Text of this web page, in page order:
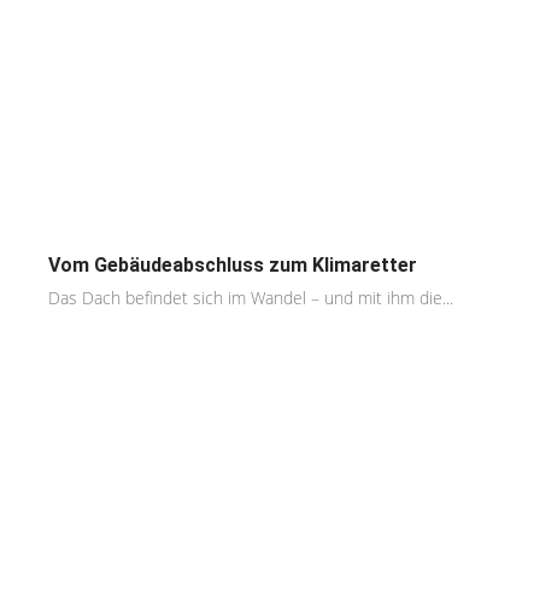
Vom Gebäudeabschluss zum Klimaretter
Das Dach befindet sich im Wandel – und mit ihm die...